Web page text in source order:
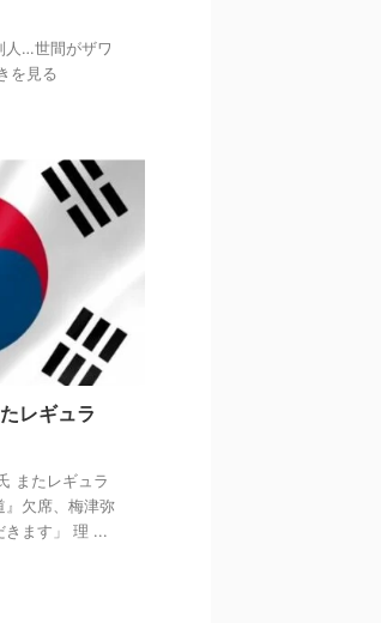
人…世間がザワ
を見る
レギュラ
またレギュラ
』欠席、梅津弥
きます」 理 ...